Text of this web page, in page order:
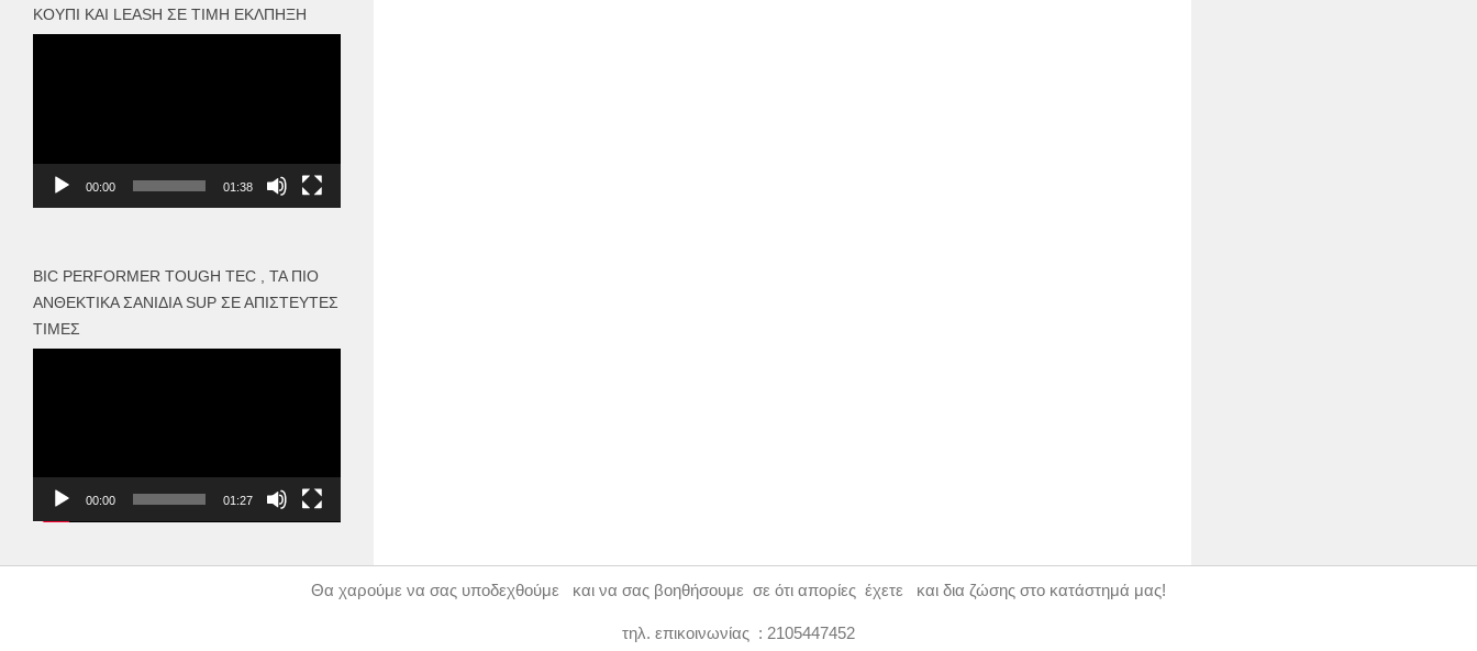
ΚΟΥΠΊ ΚΑΙ LEASH ΣΕ ΤΙΜΉ ΈΚΛΠΗΞΗ
00:00 01:38
BIC PERFORMER TOUGH TEC , ΤΑ ΠΙΟ
ΑΝΘΕΚΤΙΚΆ ΣΑΝΊΔΙΑ SUP ΣΕ ΑΠΊΣΤΕΥΤΕΣ
ΤΙΜΈΣ
00:00 01:27
Θα χαρούμε να σας υποδεχθούμε και να σας βοηθήσουμε σε ότι απορίες έχετε και δια ζώσης στο κατάστημά μας!
τηλ. επικοινωνίας : 2105447452